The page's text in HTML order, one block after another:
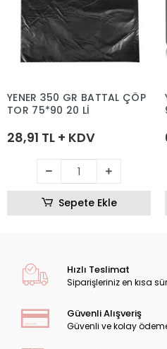
YENER 350 GR BATTAL ÇÖP
TOR 75*90 20 Lİ
28,91 TL + KDV
Sepete Ekle
Hızlı Teslimat
Siparişleriniz en kısa
Güvenli Alışveriş
Güvenli ve kolay